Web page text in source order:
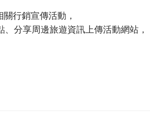
行銷宣傳活動，
分享周邊旅遊資訊上傳活動網站，